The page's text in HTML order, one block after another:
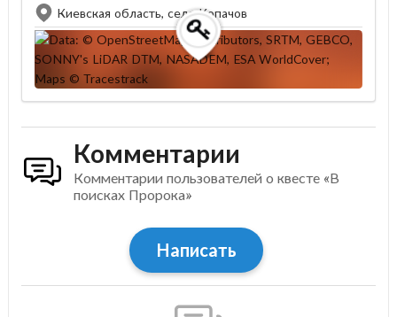
Киевская область, cело Копачов
Комментарии
Комментарии пользователей о квесте «В
поисках Пророка»
Написать